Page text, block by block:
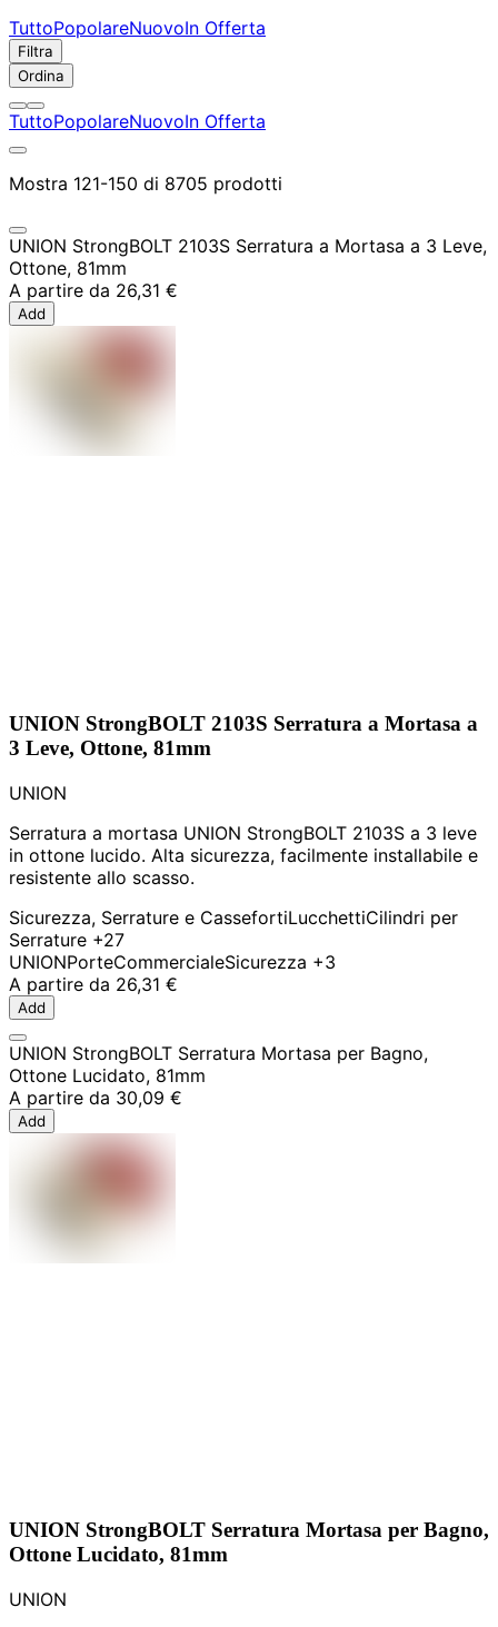
TuttoPopolareNuovoIn Offerta
Filtra
Ordina
TuttoPopolareNuovoIn Offerta
Mostra 121-150 di 8705 prodotti
UNION StrongBOLT 2103S Serratura a Mortasa a 3 Leve,
Ottone, 81mm
A partire da 26,31 €
Add
UNION StrongBOLT 2103S Serratura a Mortasa a
3 Leve, Ottone, 81mm
UNION
Serratura a mortasa UNION StrongBOLT 2103S a 3 leve
in ottone lucido. Alta sicurezza, facilmente installabile e
resistente allo scasso.
Sicurezza, Serrature e CassefortiLucchettiCilindri per
Serrature +27
UNIONPorteCommercialeSicurezza +3
A partire da 26,31 €
Add
UNION StrongBOLT Serratura Mortasa per Bagno,
Ottone Lucidato, 81mm
A partire da 30,09 €
Add
UNION StrongBOLT Serratura Mortasa per Bagno,
Ottone Lucidato, 81mm
UNION